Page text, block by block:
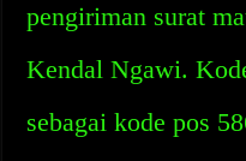
pengiriman surat
Kendal Ngawi.
sebagai kode pos